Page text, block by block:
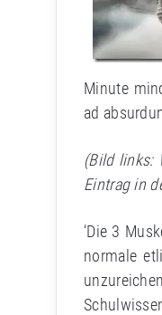
Minute
ad
(Bild links:
Eintrag in
‘Die 3
normale